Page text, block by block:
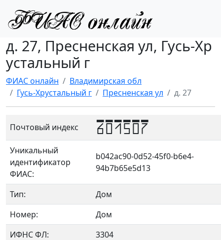
д. 27, Пресненская ул, Гусь-Хр
устальный г
ФИАС онлайн
Владимирская обл
Гусь-Хрустальный г
Пресненская ул д. 27
Почтовый индекс 601507
Уникальный
идентификатор
ФИАС:
b042ac90-0d52-45f0-b6e4-
94b7b65e5d13
Тип:
Дом
Номер:
Дом
ИФНС ФЛ:
3304